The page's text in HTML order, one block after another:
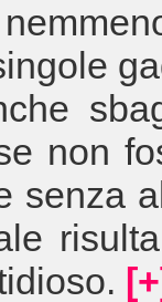
non
senza